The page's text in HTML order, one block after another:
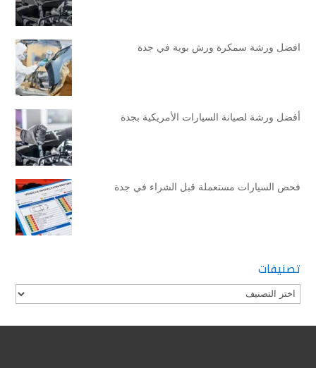
افضل ورشة سمكرة ورش بوية في جدة
أفضل ورشة لصيانة السيارات الأمريكية بجدة
فحص السيارات مستعملة قبل الشراء في جدة
تصنيفات
تصنيفات